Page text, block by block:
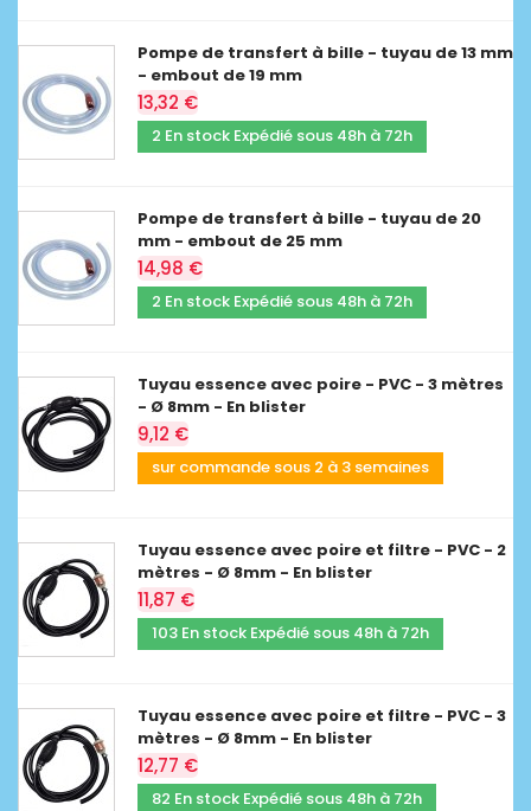
Pompe de transfert à bille - tuyau de 13 mm
- embout de 19 mm
13,32 €
2 En stock Expédié sous 48h à 72h
Pompe de transfert à bille - tuyau de 20
mm - embout de 25 mm
14,98 €
2 En stock Expédié sous 48h à 72h
Tuyau essence avec poire - PVC - 3 mètres
- Ø 8mm - En blister
9,12 €
sur commande sous 2 à 3 semaines
Tuyau essence avec poire et filtre - PVC - 2
mètres - Ø 8mm - En blister
11,87 €
103 En stock Expédié sous 48h à 72h
Tuyau essence avec poire et filtre - PVC - 3
mètres - Ø 8mm - En blister
12,77 €
82 En stock Expédié sous 48h à 72h